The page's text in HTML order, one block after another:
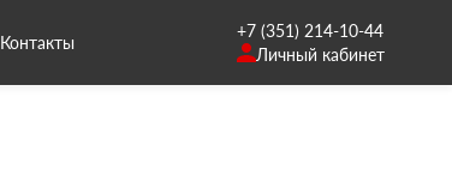
Контакты
+7 (351) 214-10-44
Личный кабинет